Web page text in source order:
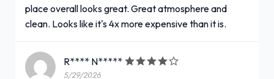
place overall looks great. Great atmosphere and
clean. Looks like it's 4x more expensive than it is.
R**** N*****
5/29/2026